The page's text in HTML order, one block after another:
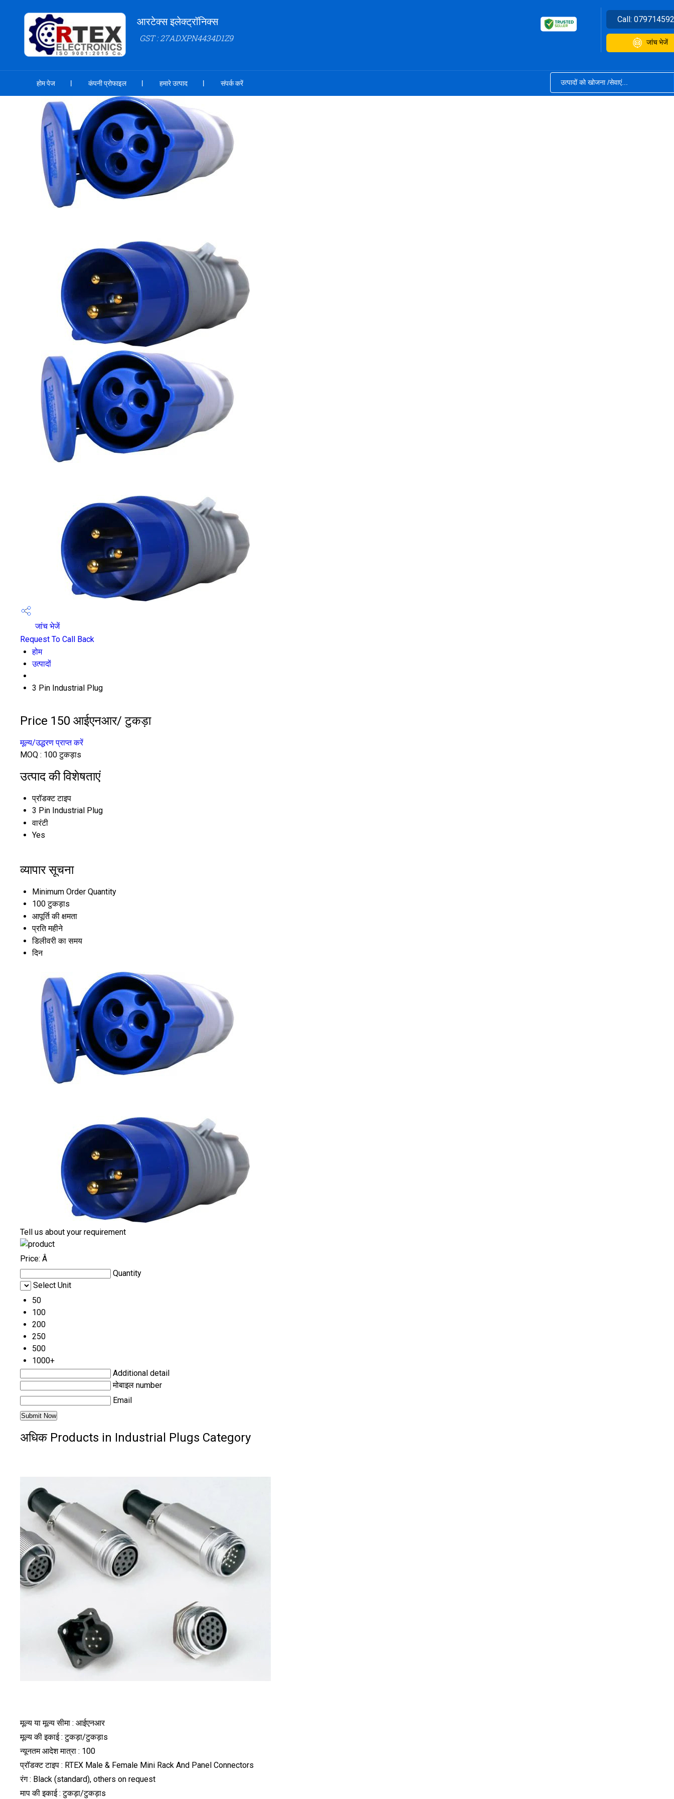
आरटेक्स इलेक्ट्रॉनिक्स
GST : 27ADXPN4434D1Z9
Call:
जांच भेजें
होम पेज कंपनी प्रोफाइल हमारे उत्पाद संपर्क करें
जांच भेजें
Request To Call Back
होम
उत्पादों
3 Pin Industrial Plug
Price 150 आईएनआर/ टुकड़ा
मूल्य/उद्धरण प्राप्त करें
MOQ : 100 टुकड़ाs
उत्पाद की विशेषताएं
प्रॉडक्ट टाइप
3 Pin Industrial Plug
वारंटी
Yes
व्यापार सूचना
Minimum Order Quantity
100 टुकड़ाs
आपूर्ति की क्षमता
प्रति महीने
डिलीवरी का समय
दिन
Tell us about your requirement
Price: Â
Quantity
Select Unit
50
100
200
250
500
1000+
Additional detail
मोबाइल number
Email
अधिक Products in Industrial Plugs Category
मूल्य या मूल्य सीमा : आईएनआर
मूल्य की इकाई : टुकड़ा/टुकड़ाs
न्यूनतम आदेश मात्रा : 100
प्रॉडक्ट टाइप : RTEX Male & Female Mini Rack And Panel Connectors
रंग : Black (standard), others on request
माप की इकाई : टुकड़ा/टुकड़ाs